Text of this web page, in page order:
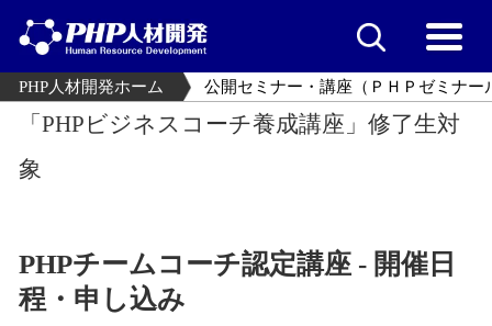
PHP人材開発ホーム 公開セミナー・講座（ＰＨＰゼミナー
「PHPビジネスコーチ養成講座」修了生対
象
PHPチームコーチ認定講座 - 開催日
程・申し込み